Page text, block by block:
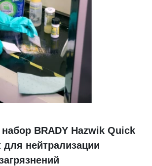
BRADY Hazwik Quick
для нейтрализации